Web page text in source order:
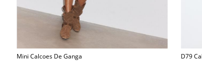
Mini Calcoes De Ganga
D79